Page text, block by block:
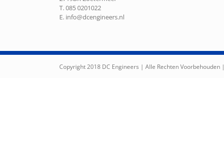
T. 085 0201022
E. info@dcengineers.nl
Copyright 2018 DC Engineers | Alle Rechten Voorbehouden |